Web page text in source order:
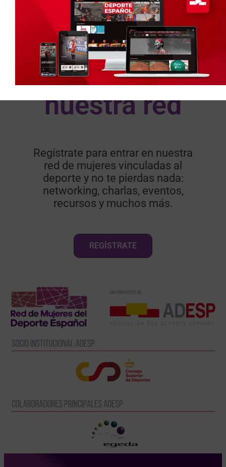
Accede a
nuestra red​
Regístrate para entrar en nuestra
red de mujeres vinculadas al
deporte y no te pierdas nada:
networking, charlas, eventos,
recursos y muchos más.
REGÍSTRATE